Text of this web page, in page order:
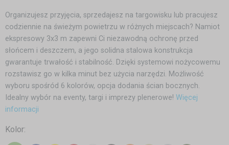
Organizujesz przyjęcia, sprzedajesz na targowisku lub pracujesz
codziennie na świeżym powietrzu w różnych miejscach? Namiot
ekspresowy 3x3 m zapewni Ci niezawodną ochronę przed
słońcem i deszczem, a jego solidna stalowa konstrukcja
gwarantuje trwałość i stabilność. Dzięki systemowi nożycowemu
rozstawisz go w kilka minut bez użycia narzędzi. Możliwość
wyboru spośród 6 kolorów, opcja dodania ścian bocznych.
Idealny wybór na eventy, targi i imprezy plenerowe! Więcej
informacji
Kolor: